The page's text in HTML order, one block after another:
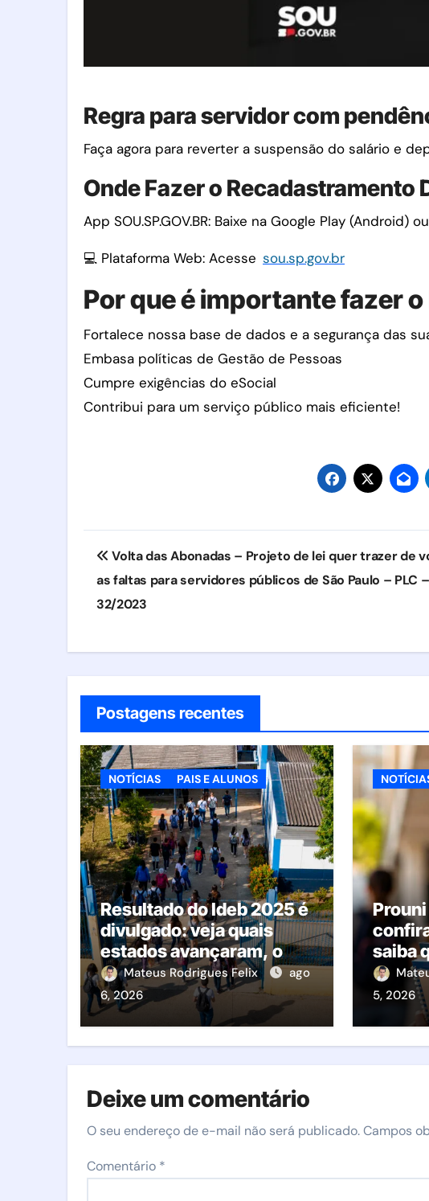
Regra para servidor com
Faça agora para reverter a suspensão do salário e
Onde Fazer o Recadastramento
App SOU.SP.GOV.BR: Baixe na Google Play (Android)
💻 Plataforma Web: Acesse sou.sp.gov.br
Por que é importante fazer
Fortalece nossa base de dados e a segurança das
Embasa políticas de Gestão de Pessoas
Cumpre exigências do eSocial
Contribui para um serviço público mais eficiente!
Navegação
de
Post
Volta das Abonadas – Projeto de lei quer trazer de
as faltas para servidores públicos de São Paulo – PLC –
32/2023
Postagens recentes
NOTÍCIAS PAIS E ALUNOS
Resultado do Ideb 2025 é
divulgado: veja quais
estados avançaram, o
que mudou e o que
esperar da educação
brasileira
Mateus Rodrigues Felix
ago
6, 2026
saiba
5, 2026
Deixe um comentário
O seu endereço de e-mail não será publicado.Campos
Comentário *